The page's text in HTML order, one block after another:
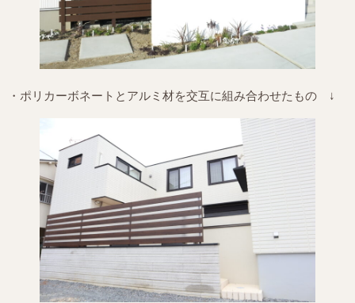
・ポリカーボネートとアルミ材を交互に組み合わせたもの ↓